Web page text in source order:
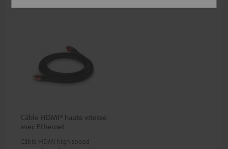
Câble HDMI® haute vitesse
avec Ethernet
Câble HDMI high speed